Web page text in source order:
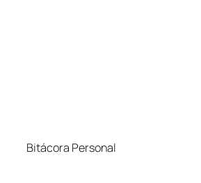
Bitácora Personal